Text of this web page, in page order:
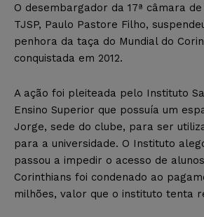
O desembargador da 17ª câmara
TJSP, Paulo Pastore Filho,
penhora da taça do Mundial do
conquistada em 2012.
A ação foi pleiteada pelo Instituto
Ensino Superior que possuía um
Jorge, sede do clube, para ser
para a universidade. O Instituto
passou a impedir o acesso de
Corinthians foi condenado ao
milhões, valor que o instituto tenta